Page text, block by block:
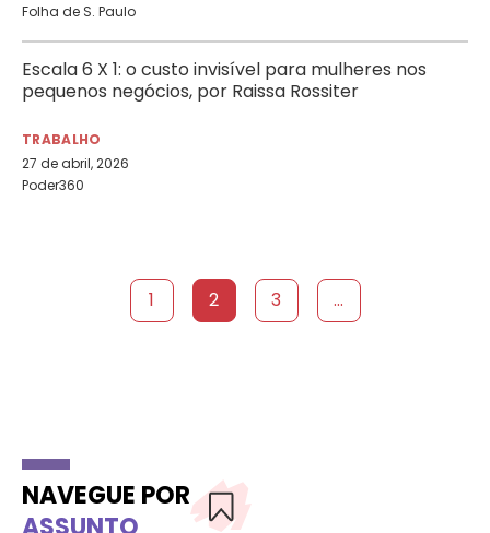
Folha de S. Paulo
Escala 6 X 1: o custo invisível para mulheres nos
pequenos negócios, por Raissa Rossiter
TRABALHO
27 de abril, 2026
Poder360
1 2 3 ...
NAVEGUE POR